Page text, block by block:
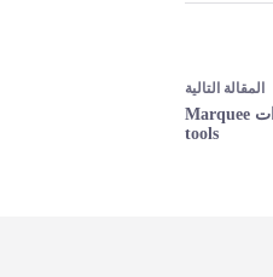
المقالة التالية
تعليم فوتوشوب : الجزء الخامس - التحديد Select بادوات Marquee
tools